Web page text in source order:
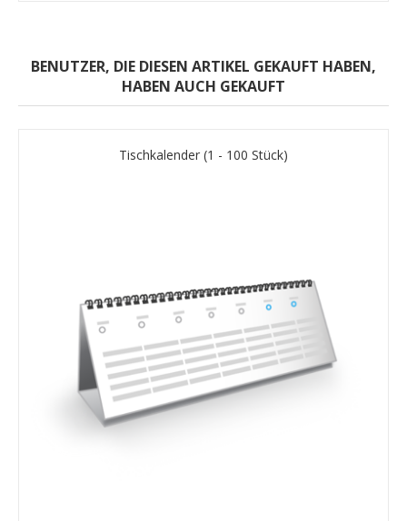
BENUTZER, DIE DIESEN ARTIKEL GEKAUFT HABEN,
HABEN AUCH GEKAUFT
Tischkalender (1 - 100 Stück)